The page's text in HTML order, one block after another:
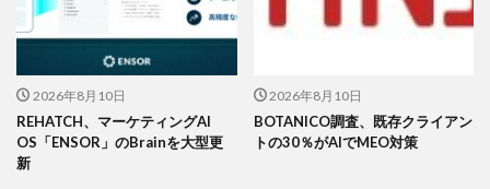
2026年8月10日
REHATCH、マーケティングAI
OS「ENSOR」のBrainを大型更
新
2026年8月10日
BOTANICO調査、既存クライアン
トの30％がAIでMEO対策